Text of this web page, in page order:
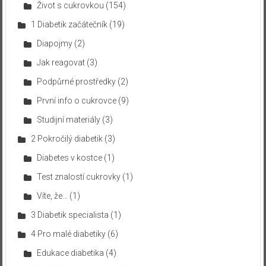
Život s cukrovkou (154)
1 Diabetik začátečník(19)
Diapojmy(2)
Jak reagovat(3)
Podpůrné prostředky(2)
První info o cukrovce(9)
Studijní materiály(3)
2 Pokročilý diabetik(3)
Diabetes v kostce(1)
Test znalostí cukrovky(1)
Víte, že… (1)
3 Diabetik specialista (1)
4 Pro malé diabetiky(6)
Edukace diabetika (4)